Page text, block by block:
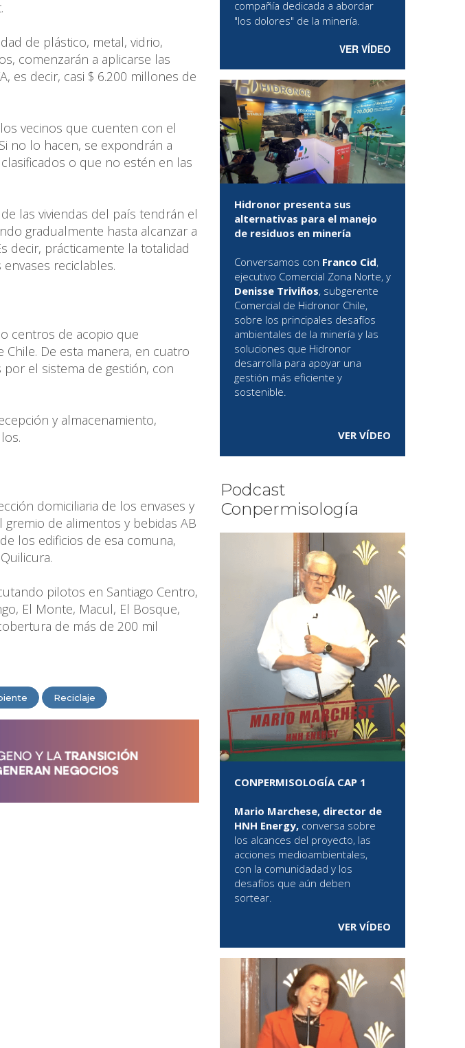
de plástico, metal, vidrio,
comenzarán a aplicarse las
es decir, casi $ 6.200 millones de
vecinos que cuenten con el
no lo hacen, se expondrán a
o que no estén en las
las viviendas del país tendrán el
gradualmente hasta alcanzar a
decir, prácticamente la totalidad
reciclables.
centros de acopio que
De esta manera, en cuatro
el sistema de gestión, con
y almacenamiento,
domiciliaria de los envases y
de alimentos y bebidas AB
los edificios de esa comuna,
pilotos en Santiago Centro,
El Monte, Macul, El Bosque,
de más de 200 mil
Reciclaje
compañía dedicada a abordar
"los dolores" de la minería.
VER VÍDEO
Hidronor presenta sus
alternativas para el manejo
de residuos en minería
Conversamos con Franco Cid,
ejecutivo Comercial Zona Norte, y
Denisse Triviños, subgerente
Comercial de Hidronor Chile,
sobre los principales desafíos
ambientales de la minería y las
soluciones que Hidronor
desarrolla para apoyar una
gestión más eficiente y
sostenible.
VER VÍDEO
Podcast
Conpermisología
CONPERMISOLOGÍA CAP 1
Mario Marchese, director de
HNH Energy, conversa sobre
los alcances del proyecto, las
acciones medioambientales,
con la comunidadad y los
desafíos que aún deben
sortear.
VER VÍDEO